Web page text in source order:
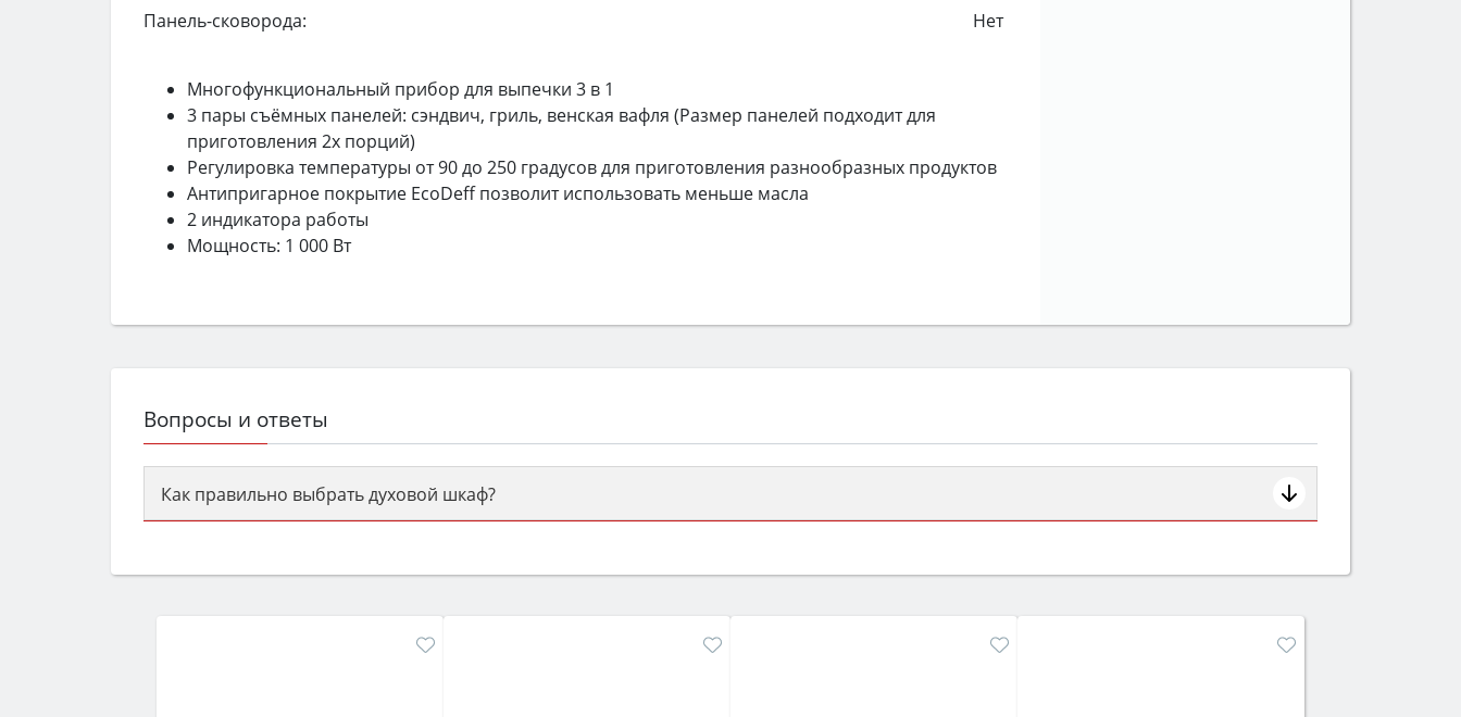
Панель-сковорода:
Нет
Многофункциональный прибор для выпечки 3 в 1
3 пары съёмных панелей: сэндвич, гриль, венская вафля (Размер панелей подходит для
приготовления 2х порций)
Регулировка температуры от 90 до 250 градусов для приготовления разнообразных продуктов
Антипригарное покрытие EcoDeff позволит использовать меньше масла
2 индикатора работы
Мощность: 1 000 Вт
Вопросы и ответы
Как правильно выбрать духовой шкаф?
семьи, класс энергопотребления не ниже A и нужные функции (конвекция, гриль, самоочистка, защита от детей).